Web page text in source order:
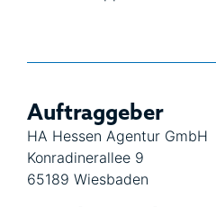
Auftraggeber
HA Hessen Agentur GmbH
Konradinerallee 9
65189 Wiesbaden